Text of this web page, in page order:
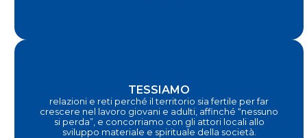
TESSIAMO
relazioni e reti perché il territorio sia fertile per far
crescere nel lavoro giovani e adulti, affinché “nessuno
si perda”, e concorriamo con gli attori locali allo
sviluppo materiale e spirituale della società.